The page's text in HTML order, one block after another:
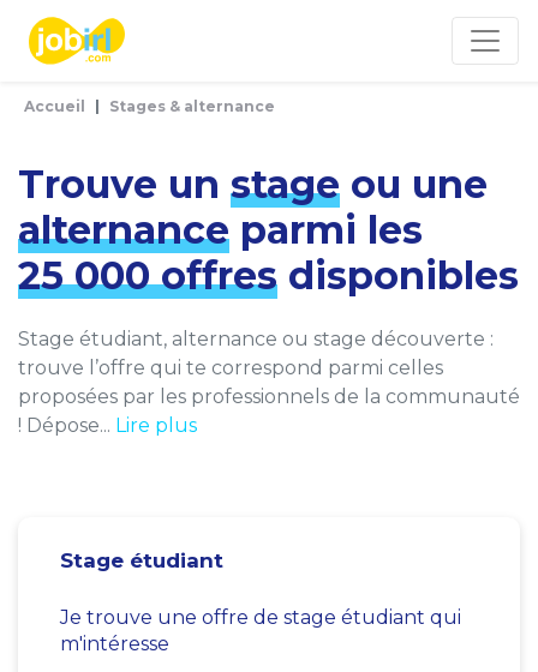
Accueil Stages & alternance
Trouve un stage ou une
alternance parmi les
25 000 offres disponibles
Stage étudiant, alternance ou stage découverte :
trouve l’offre qui te correspond parmi celles
proposées par les professionnels de la communauté
! Dépose... Lire plus
Stage étudiant
Je trouve une offre de stage étudiant qui
m'intéresse
Panneau de gestion des cookies